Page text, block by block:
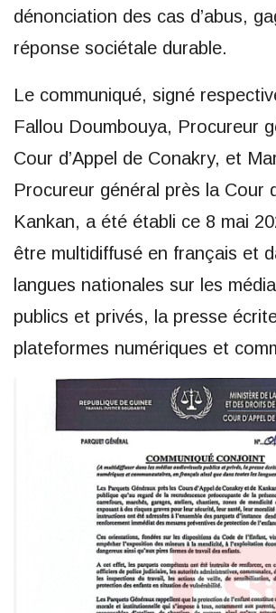
dénonciation des cas d’abus,
réponse sociétale durable.
Le communiqué, signé
Fallou Doumbouya, Procureur
Cour d’Appel de Conakry, et
Procureur général près la Cour
Kankan, a été établi ce 8 mai
être multidiffusé en français et
langues nationales sur les
publics et privés, la presse
plateformes numériques et